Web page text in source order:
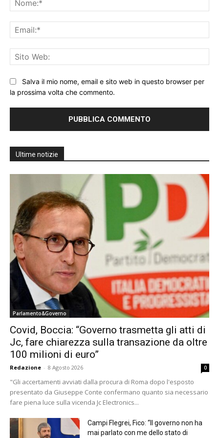
Salva il mio nome, email e sito web in questo browser per
la prossima volta che commento.
Ultime notizie
Parlamento&Governo
Covid, Boccia: “Governo trasmetta gli atti di
Jc, fare chiarezza sulla transazione da oltre
100 milioni di euro”
Redazione - 8 Agosto 2026 0
"Gli accertamenti avviati dalla procura di Roma dopo l'esposto
presentato da Giuseppe Conte confermano quanto sia necessario
fare piena luce sulla vicenda Jc Electronics...
Campi Flegrei, Fico: “Il governo non ha
mai parlato con me dello stato di